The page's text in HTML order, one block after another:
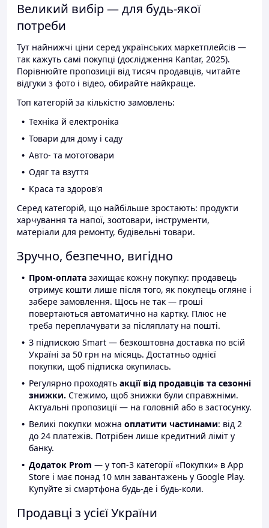
Великий вибір — для будь-якої
потреби
Тут найнижчі ціни серед українських маркетплейсів —
так кажуть самі покупці (дослідження Kantar, 2025).
Порівнюйте пропозиції від тисяч продавців, читайте
відгуки з фото і відео, обирайте найкраще.
Топ категорій за кількістю замовлень:
Техніка й електроніка
Товари для дому і саду
Авто- та мототовари
Одяг та взуття
Краса та здоров'я
Серед категорій, що найбільше зростають: продукти
харчування та напої, зоотовари, інструменти,
матеріали для ремонту, будівельні товари.
Зручно, безпечно, вигідно
Пром-оплата захищає кожну покупку: продавець
отримує кошти лише після того, як покупець огляне і
забере замовлення. Щось не так — гроші
повертаються автоматично на картку. Плюс не
треба переплачувати за післяплату на пошті.
З підпискою Smart — безкоштовна доставка по всій
Україні за 50 грн на місяць. Достатньо однієї
покупки, щоб підписка окупилась.
Регулярно проходять акції від продавців та сезонні
знижки. Стежимо, щоб знижки були справжніми.
Актуальні пропозиції — на головній або в застосунку.
Великі покупки можна оплатити частинами: від 2
до 24 платежів. Потрібен лише кредитний ліміт у
банку.
Додаток Prom — у топ-3 категорії «Покупки» в App
Store і має понад 10 млн завантажень у Google Play.
Купуйте зі смартфона будь-де і будь-коли.
Продавці з усієї України